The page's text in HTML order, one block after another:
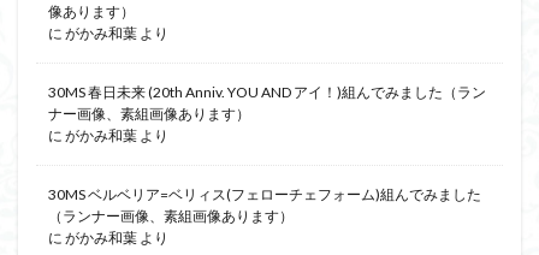
像あります）
に がかみ和葉 より
30MS 春日未来 (20th Anniv. YOU AND アイ！)組んでみました（ラン
ナー画像、素組画像あります）
に がかみ和葉 より
30MS ベルベリア=ベリィス(フェローチェフォーム)組んでみました
（ランナー画像、素組画像あります）
に がかみ和葉 より